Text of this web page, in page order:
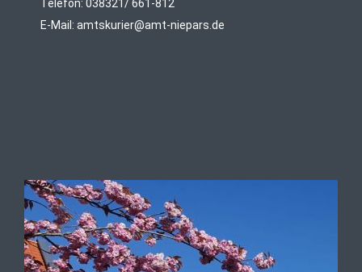
Telefon: 038321/ 661-812
E-Mail: amtskurier@amt-niepars.de